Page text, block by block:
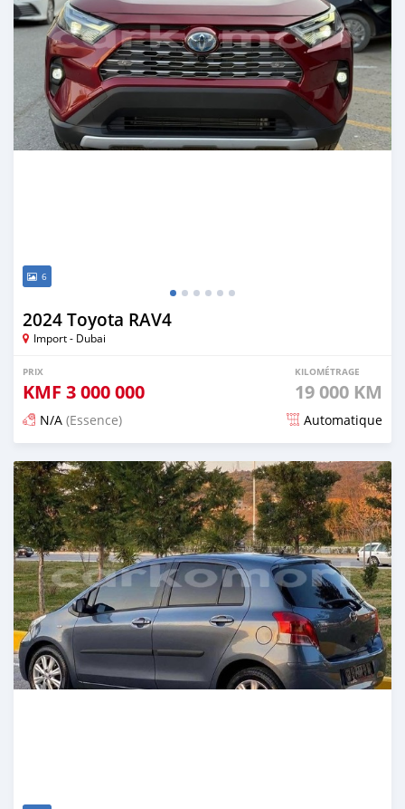
6
2024 Toyota RAV4
Import - Dubai
PRIX
KMF 3 000 000
KILOMÉTRAGE
19 000 KM
N/A (Essence) Automatique
Publié il y a 8 jours